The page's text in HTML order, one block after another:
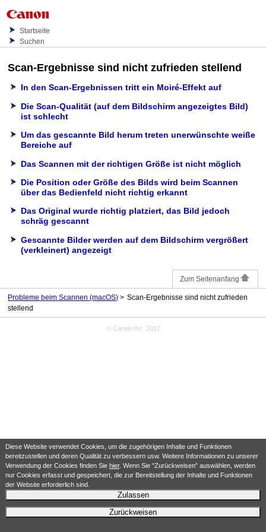
Diese Website verwendet Cookies, um die zugehörigen Inhalte und Funktionen
bereitzustellen und deren Qualität zu verbessern usw. Weitere Informationen zu unserer
Verwendung der Cookies finden Sie hier. Wenn Sie "Zurückweisen" auswählen, werden
nur Cookies erfasst und gespeichert, die zur Bereitstellung der Inhalte und Funktionen
der Website erforderlich sind.
Zulassen
Zurückweisen
Startseite
Suchen
Scan-Ergebnisse sind nicht zufrieden stellend
In den Scan-Ergebnissen tritt ein Moiré-Effekt auf
Die Scan-Qualität (auf dem Bildschirm angezeigtes Bild)
ist schlecht
Um das gescannte Bild herum treten unerwünschte weiße
Bereiche auf
Das Scannen mit der richtigen Größe ist nicht möglich
Die Position oder Größe des Bilds wird beim Scannen
über das Bedienfeld nicht richtig erkannt
Das Original wurde richtig platziert, das Bild jedoch
schräg gescannt
Gescannte Bilder werden auf dem Bildschirm vergrößert
(verkleinert) angezeigt
Zum Seitenanfang
Probleme beim Scannen (macOS)
Scan-Ergebnisse sind nicht zufrieden
stellend
© Canon Inc. 2017